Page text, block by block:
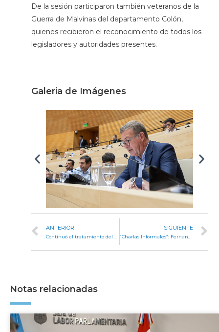
De la sesión participaron también veteranos de la
Guerra de Malvinas del departamento Colón,
quienes recibieron el reconocimiento de todos los
legisladores y autoridades presentes.
Galeria de Imágenes
ANTERIOR SIGUIENTE
Notas relacionadas